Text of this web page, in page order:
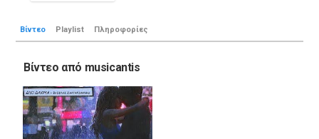
Βίντεο Playlist Πληροφορίες
Βίντεο από musicantis